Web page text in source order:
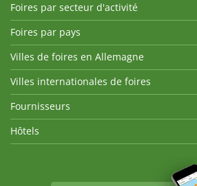
Foires par secteur d'activité
Foires par pays
Villes de foires en Allemagne
Villes internationales de foires
Fournisseurs
Hôtels